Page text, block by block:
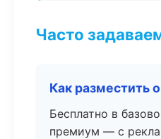
Часто
Как разместить
Бесплатно в
премиум — с